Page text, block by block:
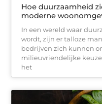
Hoe duurzaamheid
moderne
In een wereld waar
wordt, zijn er talloze
bedrijven zich kunnen
milieuvriendelijke
het